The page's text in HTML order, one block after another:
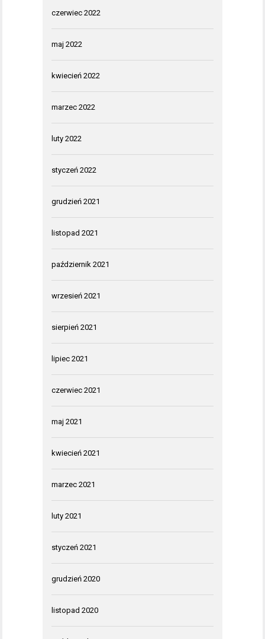
czerwiec 2022
maj 2022
kwiecień 2022
marzec 2022
luty 2022
styczeń 2022
grudzień 2021
listopad 2021
październik 2021
wrzesień 2021
sierpień 2021
lipiec 2021
czerwiec 2021
maj 2021
kwiecień 2021
marzec 2021
luty 2021
styczeń 2021
grudzień 2020
listopad 2020